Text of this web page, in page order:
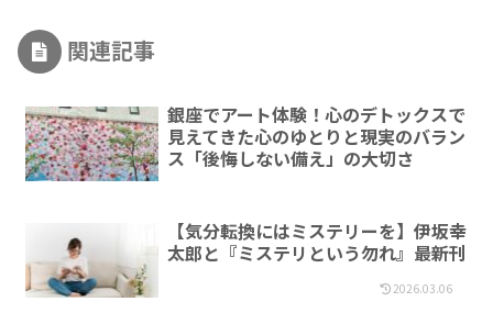
関連記事
銀座でアート体験！心のデトックスで
見えてきた心のゆとりと現実のバラン
ス「後悔しない備え」の大切さ
【気分転換にはミステリーを】伊坂幸
太郎と『ミステリという勿れ』最新刊
2026.03.06